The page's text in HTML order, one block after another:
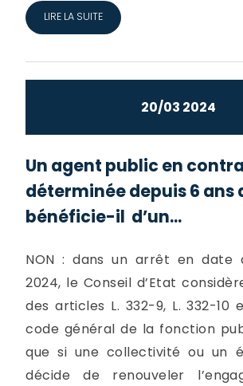
LIRE LA SUITE
20/03 2024
Un agent public en
déterminée depuis 6 ans
bénéficie-il d’un...
NON : dans un arrêt en date
2024, le Conseil d’Etat
des articles L. 332-9, L. 332-10
code général de la fonction
que si une collectivité ou un
décide de renouveler